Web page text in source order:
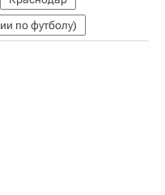
по футболу)